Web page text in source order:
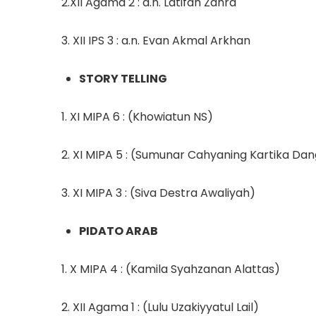
3. XII IPS 3 : a.n. Evan Akmal Arkhan
STORY TELLING
1. XI MIPA 6 : (Khowiatun NS)
2. XI MIPA 5 : (Sumunar Cahyaning Kartika
3. XI MIPA 3 : (Siva Destra Awaliyah)
PIDATO ARAB
1. X MIPA 4 : (Kamila Syahzanan Alattas)
2. XII Agama 1 : (Lulu Uzakiyyatul Lail)